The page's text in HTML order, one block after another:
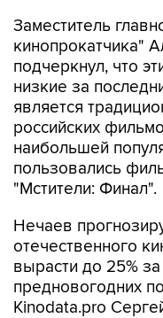
Заместитель
кинопрокатчика"
подчеркнул, что
низкие за
является
российских
наибольшей
пользовались
"Мстители: Финал".
Нечаев
отечественного
вырасти до 25%
предновогодних
Kinodata.pro